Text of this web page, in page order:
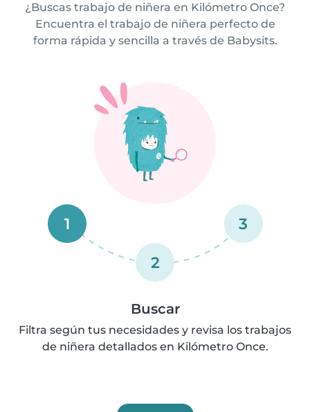
¿Buscas trabajo de niñera en Kilómetro Once?
Encuentra el trabajo de niñera perfecto de
forma rápida y sencilla a través de Babysits.
1
2
3
Buscar
Filtra según tus necesidades y revisa los trabajos
de niñera detallados en Kilómetro Once.